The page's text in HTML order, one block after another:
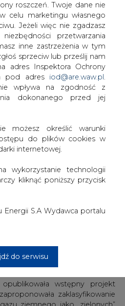
roszczeń. Twoje dane nie
celu marketingu własnego
Jeżeli więc nie zgadzasz
przetwarzania
inne zastrzeżenia w tym
sprzeciw lub prześlij nam
adres Inspektora Ochrony
pod adres iod@are.waw.pl.
wpływa na zgodność z
dokonanego przed jej
możesz określić warunki
do plików cookies w
internetowej.
wykorzystanie technologii
kliknąć poniższy przycisk
Energii S.A Wydawca portalu
do serwisu
Rzońca - podkreślają, że chodzi
Polski, czyli o takie zapisy w
tzw. taksonomii, które
odchodzenia od węgla w
na rzecz m.in. gazu jako
transformacji ku neutralności
w 2050 r.
wstępny projekt
zaklasyfikowanie
oznacza, że inwestycje w
środki unijne i na rynkach
że choć propozycja
wychodzi na przeciw wielu
zapewnić większą równowagę
sieci. Jednocześnie
realne rozwiązanie w